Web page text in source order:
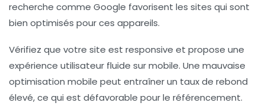
recherche comme Google favorisent les sites qui sont
bien optimisés pour ces appareils.
Vérifiez que votre site est responsive et propose une
expérience utilisateur fluide sur mobile. Une mauvaise
optimisation mobile peut entraîner un taux de rebond
élevé, ce qui est défavorable pour le référencement.